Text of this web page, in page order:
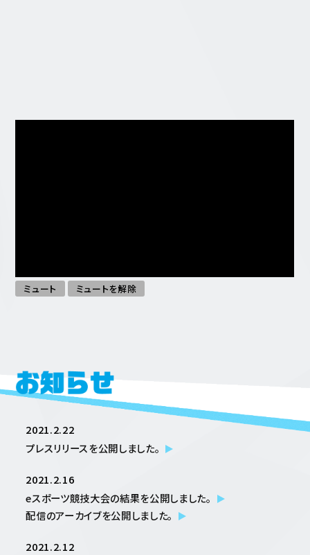
ミュート ミュートを解除
2021.2.22
プレスリリースを公開しました。
2021.2.16
eスポーツ競技大会の結果を公開しました。
配信のアーカイブを公開しました。
2021.2.12